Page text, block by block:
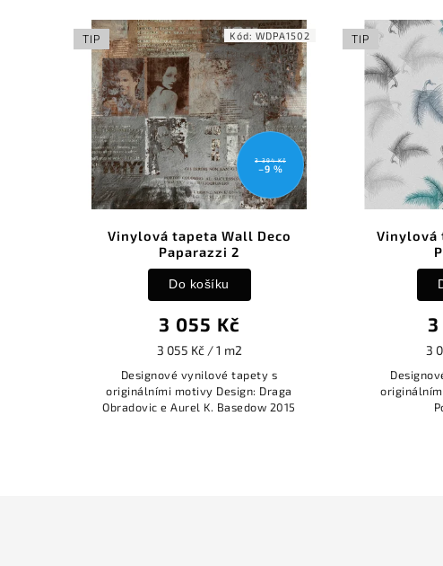
TIP
3 394 Kč
–9 %
Vinylová tapeta Wall Deco
Paparazzi 2
3 055 Kč
3 055 Kč / 1 m2
Do košíku
Designové vynilové tapety s
originálními motivy Design: Draga
Obradovic e Aurel K. Basedow 2015
Kód: WDPA1502 TIP
Vinylová
3